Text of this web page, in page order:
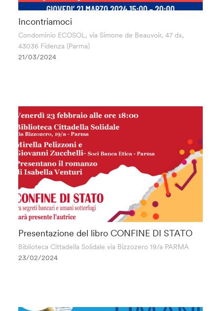
Incontriamoci
Condominio ECOSOL, via Simone de Beauvoir, 47 dx,
43036 Fidenza (Parma)
21/03/2024
Presentazione del libro CONFINE DI STATO
Biblioteca Cittadella Solidale via Bizzozero 19/a PARMA
23/02/2024